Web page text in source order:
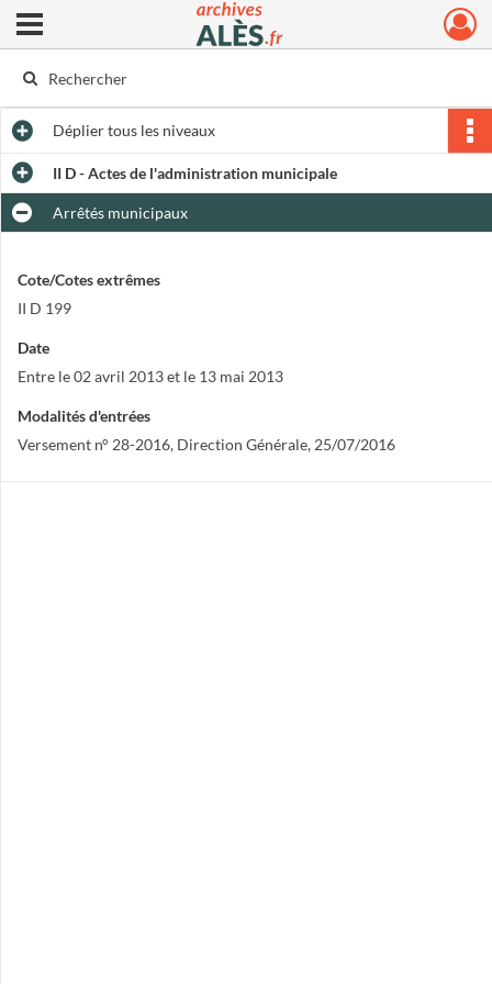
Archives municipales d'Alès
Ouvrir le menu déroulant
Dépliertous les niveaux
II D - Actes de l'administration municipale
Arrêtés municipaux
Cote/Cotes extrêmes
II D 199
Date
Entre le 02 avril 2013 et le 13 mai 2013
Modalités d'entrées
Versement n° 28-2016, Direction Générale, 25/07/2016